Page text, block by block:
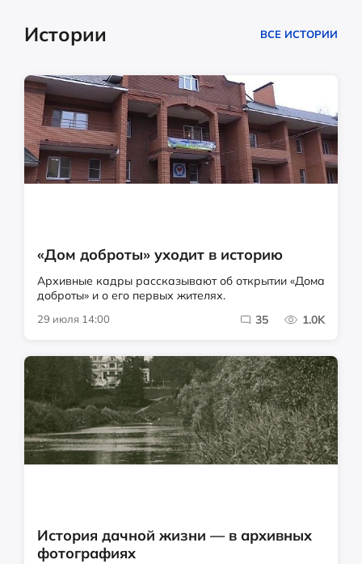
Истории ВСЕ ИСТОРИИ
«Дом доброты» уходит в историю
Архивные кадры рассказывают об открытии «Дома
доброты» и о его первых жителях.
29 июля 14:00 35 1.0K
История дачной жизни — в архивных
фотографиях